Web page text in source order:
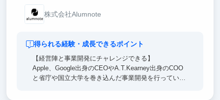
株式会社Alumnote
得られる経験・成長できるポイント
【経営陣と事業開発にチャレンジできる】
Apple、Google出身のCEOやA.T.Kearney出身のCOO
と省庁や国立大学を巻き込んだ事業開発を行っていた